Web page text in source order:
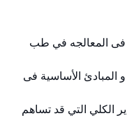
فى المعالجه في طب
و المبادئ الأساسية فى
الكلي التي قد تساهم